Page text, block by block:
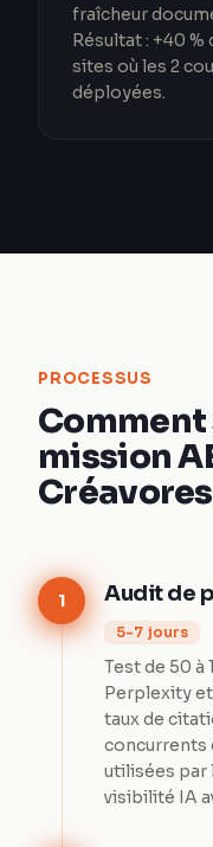
fraîcheur
Résultat : +40
sites où les 2
déployées.
PROCESSUS
Comment
mission
1 Audit de
5-7 jours
Test de 50 à
Perplexity
taux de
concurrents
utilisées par
visibilité IA